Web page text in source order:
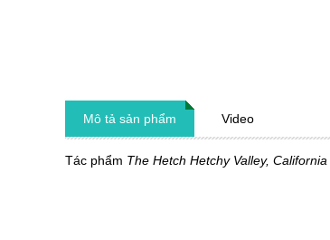
Mô tả sản phẩm Video
Tác phẩm The Hetch Hetchy Valley, California